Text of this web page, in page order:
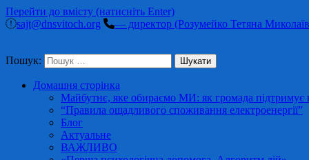
Перейти до вмісту (натисніть Enter)
sajt@dnsvitoch.org
— директор (Розумейко Тетяна
Пошук:
Домашня сторінка
Майбутнє, яке обираємо МИ: як громада підтримує
“Правила ощадливого споживання електроенергії”
Блог
Актуальне
ВАЖЛИВО